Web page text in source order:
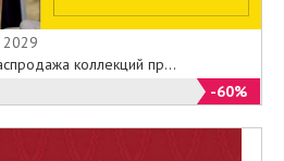
коллекций пр...
-60%